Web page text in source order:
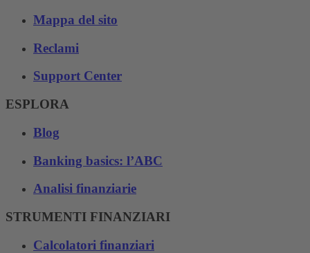
Mappa del sito
Reclami
Support Center
ESPLORA
Blog
Banking basics: l’ABC
Analisi finanziarie
STRUMENTI FINANZIARI
Calcolatori finanziari